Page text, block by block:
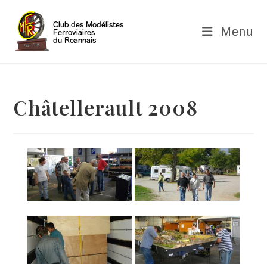
content
Menu
Châtellerault 2008